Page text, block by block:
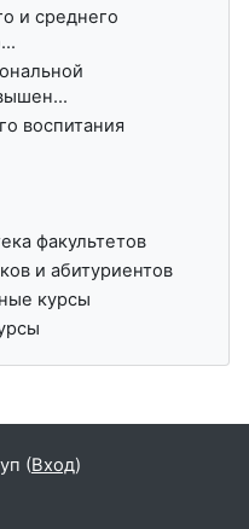
и среднего
воспитания
факультетов
и абитуриентов
курсы
(Вход)